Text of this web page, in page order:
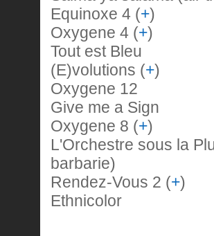
Equinoxe 4 (+)
Oxygene 4 (+)
Tout est Bleu
(E)volutions (+)
Oxygene 12
Give me a Sign
Oxygene 8 (+)
L'Orchestre sous la
barbarie)
Rendez-Vous 2 (+)
Ethnicolor